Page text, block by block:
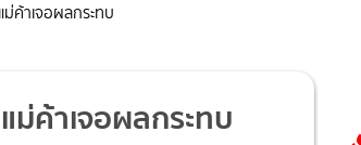
ค้าเจอผลกระทบ
ม่ค้าเจอผลกระทบ